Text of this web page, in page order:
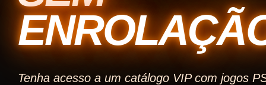
Tenha acesso a um catálogo VIP com jogos